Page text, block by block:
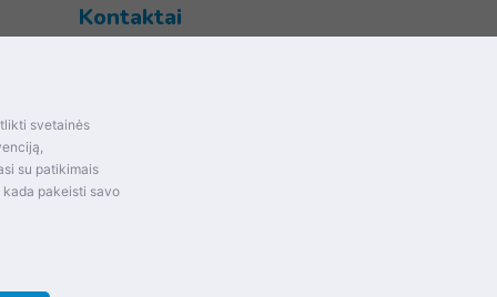
ir
Kontaktai
svetainės
su patikimais
kada pakeisti savo